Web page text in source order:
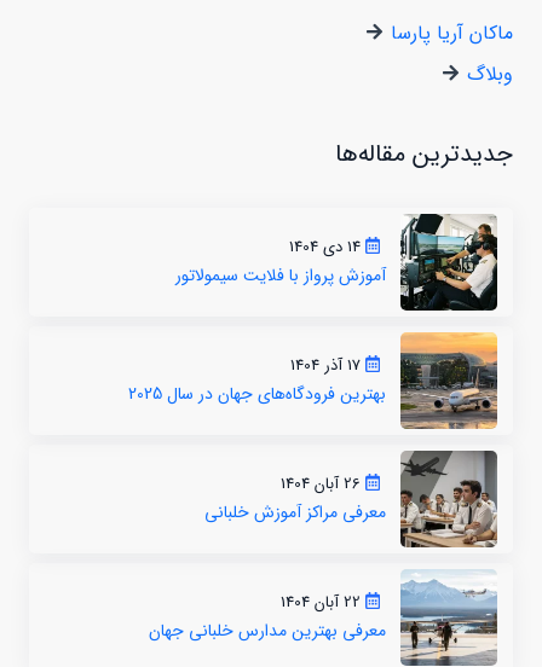
ماکان آریا پارسا
وبلاگ
جدیدترین مقاله‌ها
14 دی 1404
آموزش پرواز با فلایت سیمولاتور
17 آذر 1404
بهترین فرودگاه‌های جهان در سال 2025
معرفی مراکز آموزش خلبانی
معرفی بهترین مدارس خلبانی جهان